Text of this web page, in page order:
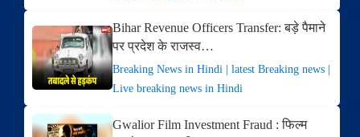
Bihar Revenue Officers Transfer: बड़े पैमाने
पर प्रदेश के राजस्व…
Breaking News in Hindi | latest Breaking news |
Live breaking news in Hindi
Gwalior Film Investment Fraud : फिल्म